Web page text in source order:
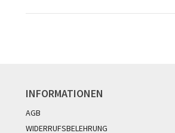
INFORMATIONEN
AGB
WIDERRUFSBELEHRUNG